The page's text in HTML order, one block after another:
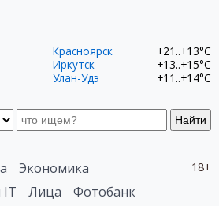
Найти
Красноярск
+21..+13°C
Иркутск
+13..+15°C
Улан-Удэ
+11..+14°C
18+
Экономика
IT Лица
Фотобанк